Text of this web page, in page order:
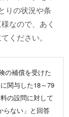
りの状況や条
なので、あく
ください。
の補償を受けた
関与した18～79
の設問に対して
らない」と回答